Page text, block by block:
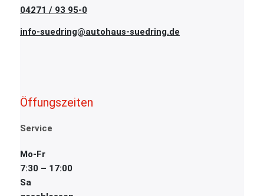
04271 / 93 95-0
info-suedring@autohaus-suedring.de
Öffungszeiten
Service
Mo-Fr
7:30 – 17:00
Sa